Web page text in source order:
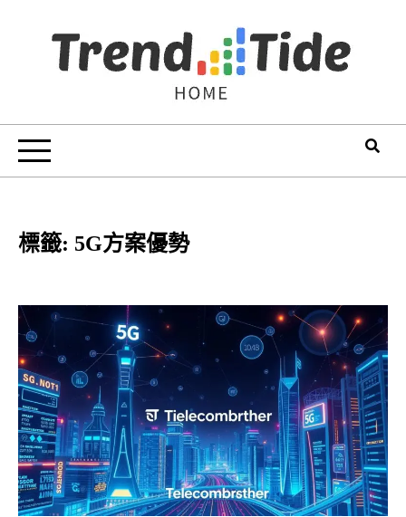
Trend Tide
標籤: 5G方案優勢